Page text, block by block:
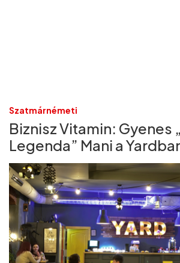
Szatmárnémeti
Biznisz Vitamin: Gyenes
Legenda” Mani a